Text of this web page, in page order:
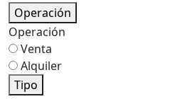
Operación
Operación
Venta
Alquiler
Tipo